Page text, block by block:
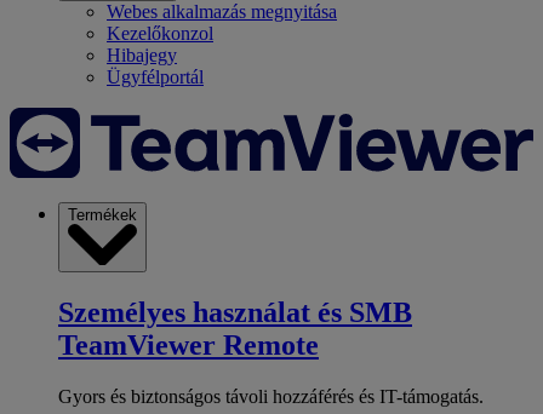
Webes alkalmazás megnyitása
Kezelőkonzol
Hibajegy
Ügyfélportál
Termékek
Személyes használat és SMB
TeamViewer Remote
Gyors és biztonságos távoli hozzáférés és IT-támogatás.